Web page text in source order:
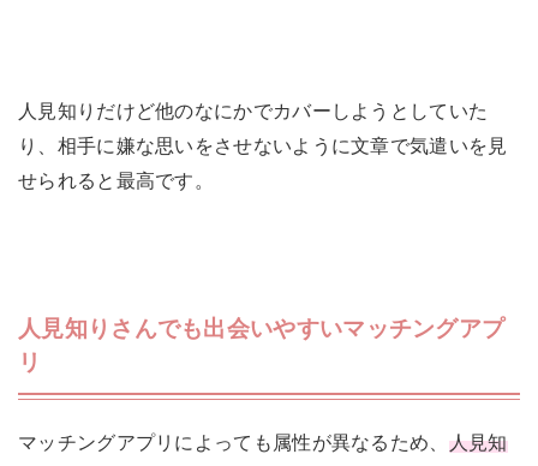
人見知りだけど他のなにかでカバーしようとしていた
り、相手に嫌な思いをさせないように文章で気遣いを見
せられると最高です。
人見知りさんでも出会いやすいマッチングアプ
リ
マッチングアプリによっても属性が異なるため、 人見知